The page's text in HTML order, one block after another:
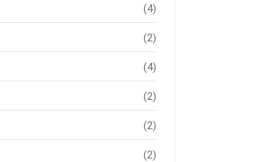
(4)
(2)
(4)
(2)
(2)
(2)